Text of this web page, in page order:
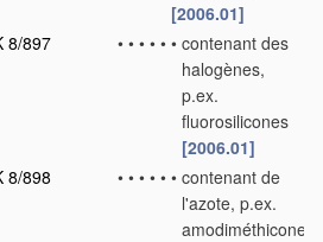
[2006.01]
8/897
• • • • • • contenant des
halogènes,
p.ex.
fluorosilicones
[2006.01]
8/898
• • • • • • contenant de
l'azote, p.ex.
amodiméthicone,